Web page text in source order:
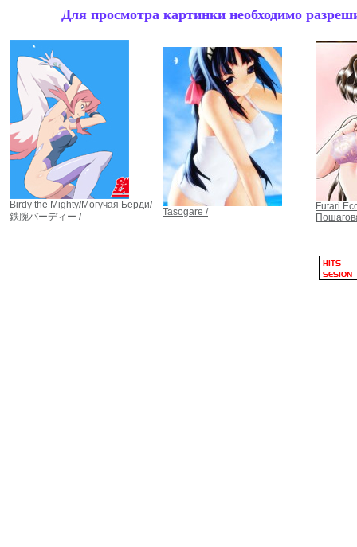
Для просмотра картинки необходимо
Birdy the Mighty/Могучая Берди/
鉄腕バーディー /
Tasogare /
Futari